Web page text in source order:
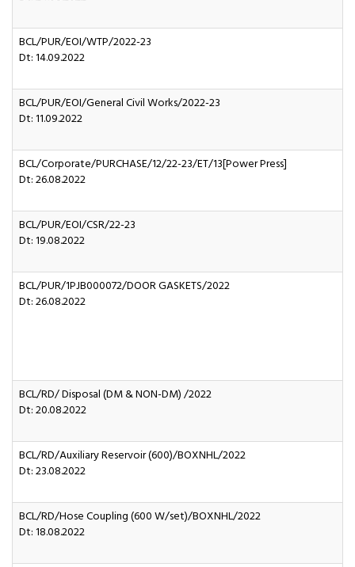
BCL/PUR/EOI/WTP/2022-23
Dt: 14.09.2022
BCL/PUR/EOI/General Civil Works/2022-23
Dt: 11.09.2022
BCL/Corporate/PURCHASE/12/22-23/ET/13[Power Press]
Dt: 26.08.2022
BCL/PUR/EOI/CSR/22-23
Dt: 19.08.2022
BCL/PUR/1PJB000072/DOOR GASKETS/2022
Dt: 26.08.2022
BCL/RD/ Disposal (DM & NON-DM) /2022
Dt: 20.08.2022
BCL/RD/Auxiliary Reservoir (600)/BOXNHL/2022
Dt: 23.08.2022
BCL/RD/Hose Coupling (600 W/set)/BOXNHL/2022
Dt: 18.08.2022